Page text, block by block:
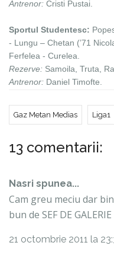
Antrenor: Cristi Pustai.
Sportul Studentesc:
- Lungu – Chetan (’71
Ferfelea - Curelea.
Rezerve: Samoila, Truta,
Antrenor: Daniel Timofte.
Gaz Metan Medias Liga1
13 comentarii:
Nasri spunea...
Cam greu meciu dar
bun de SEF DE GALERIE
21 octombrie 2011 la